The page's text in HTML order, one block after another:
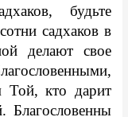
будьте
садхаков в
делают свое
Той, кто дарит
Благословенны